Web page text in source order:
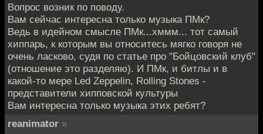
Вопрос возник по поводу.
Вам сейчас интересна только музыка ПМк?
Ведь в идейном смысле ПМк...хммм... тот самый
хиппарь, к которым вы относитесь мягко говоря не
очень ласково, судя по статье про "Бойцовский клуб"
(отношение это разделяю). И ПМк, и битлы и в
какой-то мере Led Zeppelin, Rolling Stones -
представители хипповской культуры
Вам интересна только музыка этих ребят?
reanimator »